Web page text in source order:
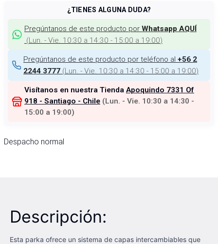
¿TIENES ALGUNA DUDA?
Pregúntanos de este producto por Whatsapp AQUÍ
(Lun. - Vie. 10:30 a 14:30 - 15:00 a 19:00)
Pregúntanos de este producto por teléfono al +56 2
2244 3777 (Lun. - Vie. 10:30 a 14:30 - 15:00 a 19:00)
Visítanos en nuestra Tienda Apoquindo 7331 Of
918 - Santiago - Chile (Lun. - Vie. 10:30 a 14:30 -
15:00 a 19:00)
Despacho normal
Descripción:
Esta parka ofrece un sistema de capas intercambiables que